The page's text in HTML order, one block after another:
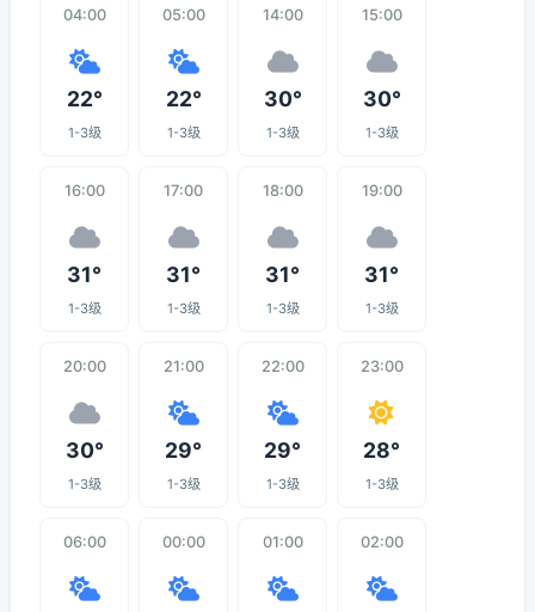
04:00
22°
1-3级
05:00
22°
1-3级
14:00
30°
1-3级
15:00
30°
1-3级
16:00
31°
1-3级
17:00
31°
1-3级
18:00
31°
1-3级
19:00
31°
1-3级
20:00
30°
1-3级
21:00
29°
1-3级
22:00
29°
1-3级
23:00
28°
1-3级
06:00 00:00 01:00 02:00